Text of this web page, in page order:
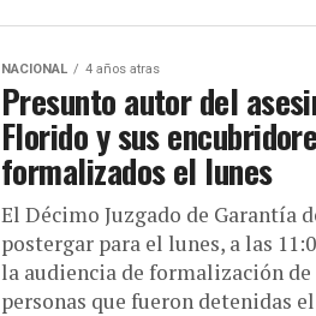
NACIONAL 4 años atras
Presunto autor del
Florido y sus
formalizados el lunes
El Décimo Juzgado de Garantía
postergar para el lunes, a las
la audiencia de formalización de
personas que fueron detenidas